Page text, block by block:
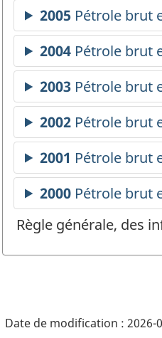
Règle générale, des
Date de modification : 2026-